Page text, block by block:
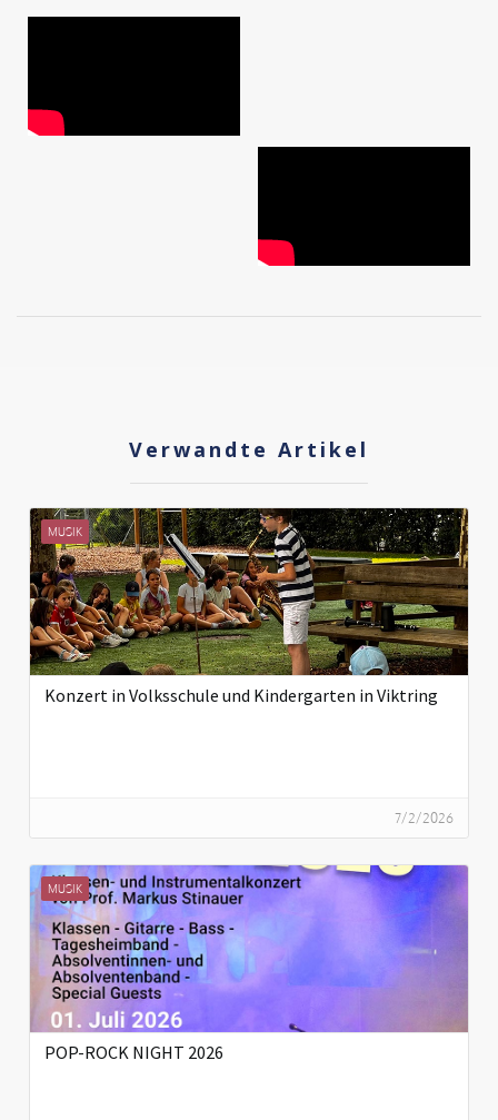
Verwandte Artikel
MUSIK
Konzert in Volksschule und Kindergarten in Viktring
7/2/2026
MUSIK
POP-ROCK NIGHT 2026